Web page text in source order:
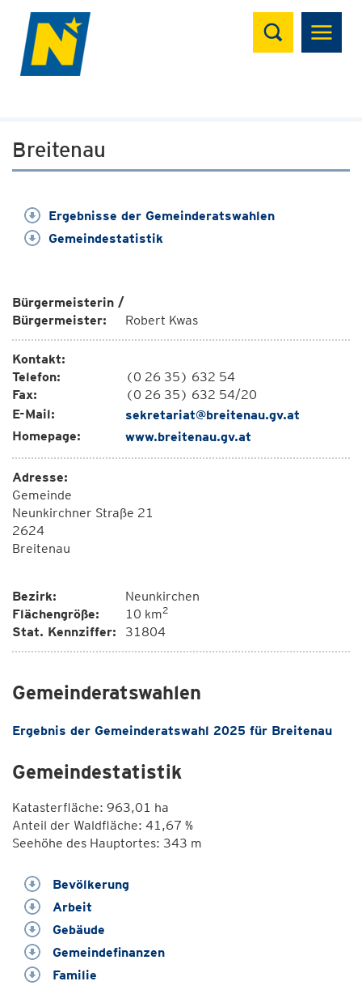
Suchen
Breitenau
Ergebnisse der Gemeinderatswahlen
Gemeindestatistik
Bürgermeisterin /
Bürgermeister:
Robert Kwas
Kontakt:
Telefon:
(0 26 35) 632 54
Fax:
(0 26 35) 632 54/20
E-Mail:
sekretariat@breitenau.gv.at
Homepage:
www.breitenau.gv.at
Adresse:
Gemeinde
Neunkirchner Straße 21
2624
Breitenau
Bezirk:
Neunkirchen
Flächengröße:
10 km2
Stat. Kennziffer: 31804
Gemeinderatswahlen
Ergebnis der Gemeinderatswahl 2025 für Breitenau
Gemeindestatistik
Katasterfläche: 963,01 ha
Anteil der Waldfläche: 41,67 %
Seehöhe des Hauptortes: 343 m
Bevölkerung
Arbeit
Gebäude
Gemeindefinanzen
Familie